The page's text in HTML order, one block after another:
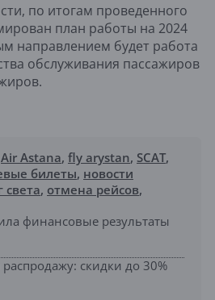
по итогам проведенного
план работы на 2024
направлением будет работа
обслуживания пассажиров
Air Astana, fly arystan, SCAT,
билеты, новости
света, отмена рейсов,
финансовые результаты
скидки до 30%